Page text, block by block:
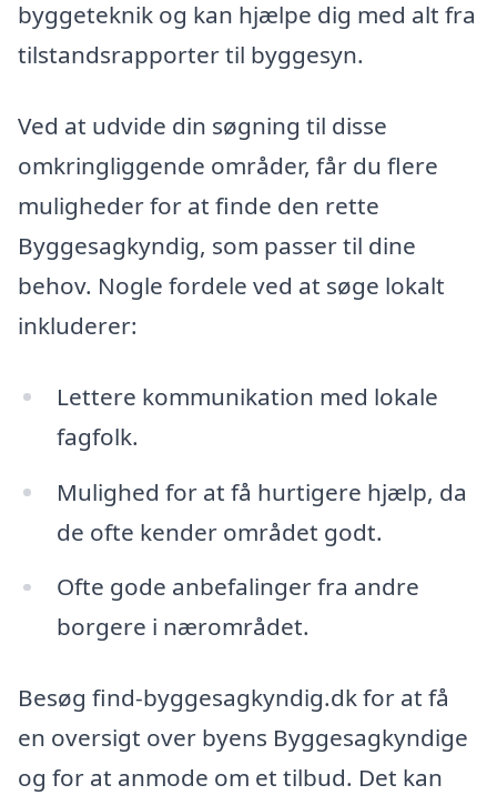
byggeteknik og kan hjælpe dig med alt fra
tilstandsrapporter til byggesyn.
Ved at udvide din søgning til disse
omkringliggende områder, får du flere
muligheder for at finde den rette
Byggesagkyndig, som passer til dine
behov. Nogle fordele ved at søge lokalt
inkluderer:
Lettere kommunikation med lokale
fagfolk.
Mulighed for at få hurtigere hjælp, da
de ofte kender området godt.
Ofte gode anbefalinger fra andre
borgere i nærområdet.
Besøg find-byggesagkyndig.dk for at få
en oversigt over byens Byggesagkyndige
og for at anmode om et tilbud. Det kan